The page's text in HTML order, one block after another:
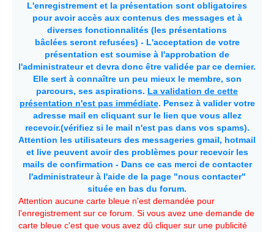
L'enregistrement et la présentation sont obligatoires
pour avoir accès aux contenus des messages et à
diverses fonctionnalités (les présentations
bâclées seront refusées) - L'acceptation de votre
présentation est soumise à l'approbation de
l'administrateur et devra donc être validée par ce dernier.
Elle sert à connaître un peu mieux le membre, son
parcours, ses aspirations. La validation de cette
présentation n'est pas immédiate. Pensez à valider votre
adresse mail en cliquant sur le lien que vous allez
recevoir.(vérifiez si le mail n'est pas dans vos spams).
Attention les utilisateurs des messageries gmail, hotmail
et live peuvent avoir des problèmes pour recevoir les
mails de confirmation - Dans ce cas merci de contacter
l'administrateur à l'aide de la page "nous contacter"
située en bas du forum.
Attention aucune carte bleue n'est demandée pour
l'enregistrement sur ce forum. Si vous avez une demande de
carte bleue c'est que vous avez dû cliquer sur une publicité